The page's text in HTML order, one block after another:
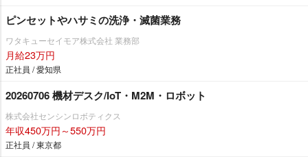
ピンセットやハサミの洗浄・滅菌業務
ワタキューセイモア株式会社 業務部
月給23万円
正社員 / 愛知県
20260706 機材デスク/IoT・M2M・ロボット
株式会社センシンロボティクス
年収450万円～550万円
正社員 / 東京都